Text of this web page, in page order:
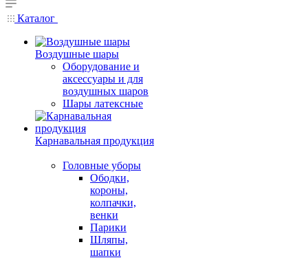
Каталог
Воздушные шары
Оборудование и
аксессуары и для
воздушных шаров
Шары латексные
Карнавальная продукция
Головные уборы
Ободки,
короны,
колпачки,
венки
Парики
Шляпы,
шапки